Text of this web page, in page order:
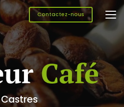
Contactez-nous